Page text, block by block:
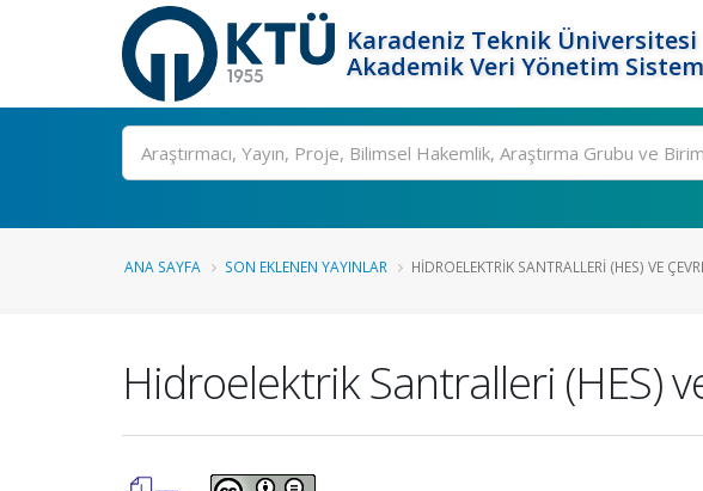
Karadeniz Teknik Üniversitesi
Akademik Veri Yönetim
Ara
ANA SAYFA SON EKLENEN YAYINLAR HIDROELEKTRIK SANTRALLERI (HES) VE
Hidroelektrik Santralleri (HES)